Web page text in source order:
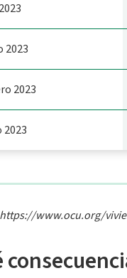
2023
2023
2023
www.ocu.org/